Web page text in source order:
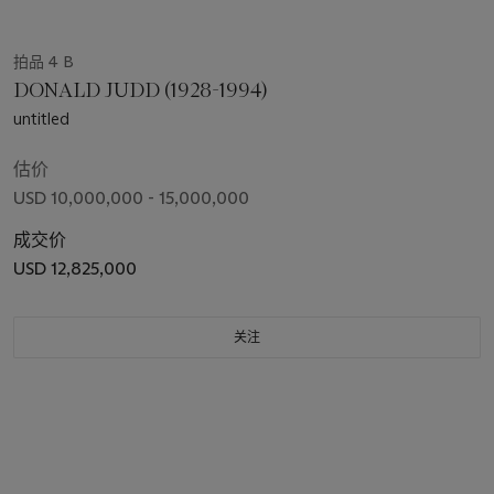
拍品 4 B
DONALD JUDD (1928-1994)
untitled
估价
USD 10,000,000 - 15,000,000
成交价
USD 12,825,000
关注